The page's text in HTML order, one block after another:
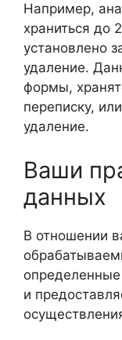
Например,
храниться до
установлено
удаление.
формы,
переписку,
удаление.
Ваши
данных
В отношении
и